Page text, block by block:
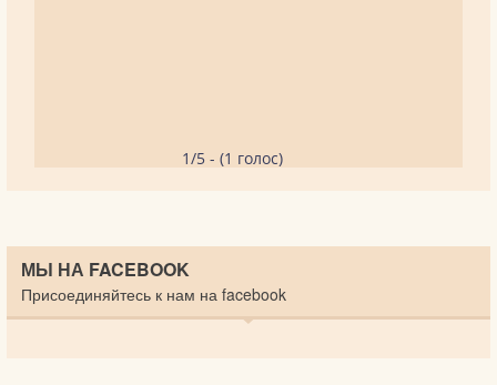
1/5 - (1 голос)
МЫ НА FACEBOOK
Присоединяйтесь к нам на facebook